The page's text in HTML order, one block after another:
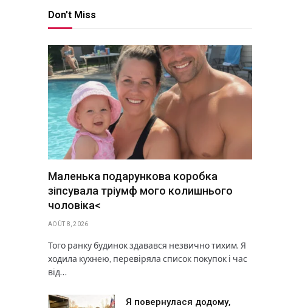
Don't Miss
Маленька подарункова коробка
зіпсувала тріумф мого колишнього
чоловіка<
AOÛT 8, 2026
Того ранку будинок здавався незвично тихим. Я
ходила кухнею, перевіряла список покупок і час
від…
Я повернулася додому,